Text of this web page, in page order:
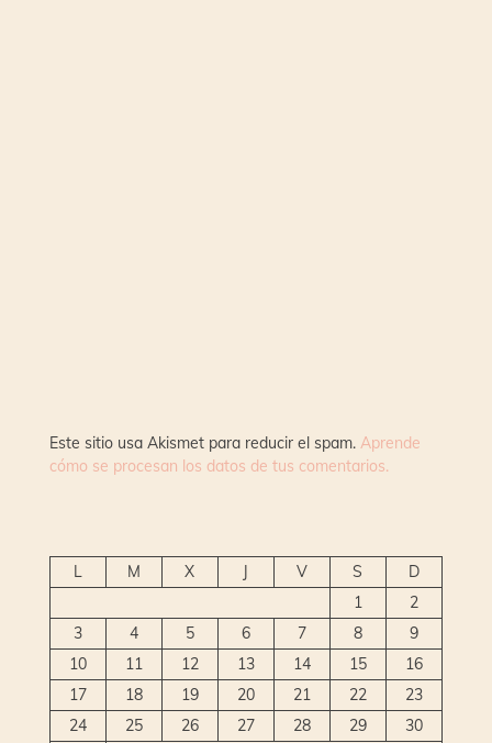
Este sitio usa Akismet para reducir el spam. Aprende
cómo se procesan los datos de tus comentarios.
L M X J V S
D
1
2
3
4 5 6 7 8
9
10
11 12 13 14 15
16
17
18 19 20 21 22
23
24
25 26 27 28 29
30